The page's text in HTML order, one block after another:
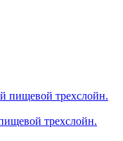
трехслойн.